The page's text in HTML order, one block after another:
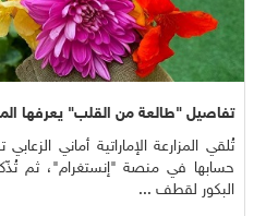
تفاصيل "طالعة من القلب" يعرفها
تُلقي المزارعة الإماراتية أماني
حسابها في منصة "إنستغرام"، ثم
البكور لقطف ...